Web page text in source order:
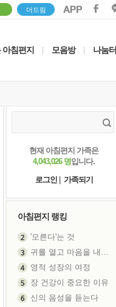
더드림
침편지 모음방 나눔터
현재 아침편지 가족은
4,043,026 명입니다.
로그인
가족되기
아침편지 랭킹
'모른다'는 것
영적 성장의 여정
장 건강이 중요한 이유
신의 음성을 듣는다